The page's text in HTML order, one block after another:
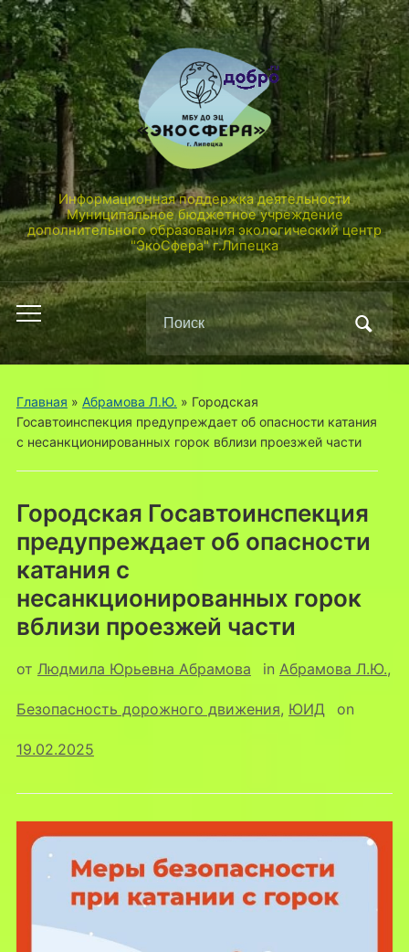
Информационная поддержка деятельности
Муниципальное бюджетное учреждение
дополнительного образования экологический центр
"ЭкоСфера" г.Липецка
Переключить
мобильное
меню
Поиск
по:
Главная » Абрамова Л.Ю. » Городская
Госавтоинспекция предупреждает об опасности катания
с несанкционированных горок вблизи проезжей части
Городская Госавтоинспекция
предупреждает об опасности
катания с
несанкционированных горок
вблизи проезжей части
от Людмила Юрьевна Абрамова in Абрамова Л.Ю.,
Безопасность дорожного движения, ЮИД on
19.02.2025